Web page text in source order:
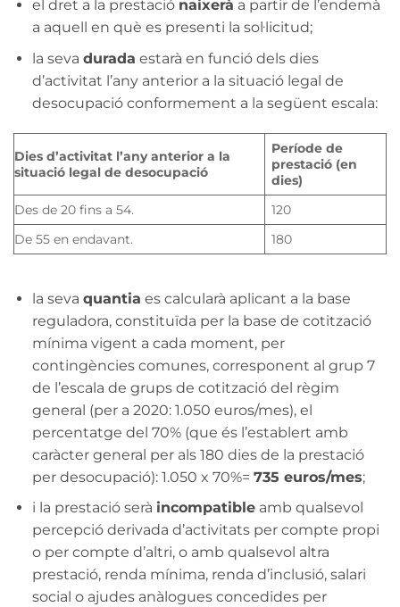
el dret a la prestació naixerà a partir de l’endemà
a aquell en què es presenti la sol·licitud;
la seva durada estarà en funció dels dies
d’activitat l’any anterior a la situació legal de
desocupació conformement a la següent escala:
Dies d’activitat l’any anterior a la
situació legal de desocupació
Període de
prestació (en
dies)
Des de 20 fins a 54.
120
De 55 en endavant.
180
la seva quantia es calcularà aplicant a la base
reguladora, constituïda per la base de cotització
mínima vigent a cada moment, per
contingències comunes, corresponent al grup 7
de l’escala de grups de cotització del règim
general (per a 2020: 1.050 euros/mes), el
percentatge del 70% (que és l’establert amb
caràcter general per als 180 dies de la prestació
per desocupació): 1.050 x 70%= 735 euros/mes;
i la prestació serà incompatibleamb qualsevol
percepció derivada d’activitats per compte propi
o per compte d’altri, o amb qualsevol altra
prestació, renda mínima, renda d’inclusió, salari
social o ajudes anàlogues concedides per